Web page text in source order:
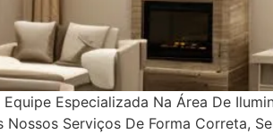
Especializada Na Área De
Serviços De Forma Correta,